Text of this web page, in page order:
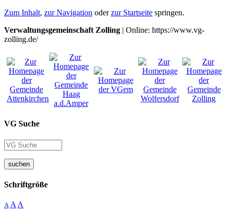
Zum Inhalt, zur Navigation oderzur Startseite springen.
Verwaltungsgemeinschaft Zolling | Online: https://www.vg-
zolling.de/
VG Suche
suchen
Schriftgröße
A A A